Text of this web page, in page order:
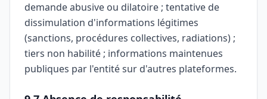
demande abusive ou dilatoire ; tentative de
dissimulation d'informations légitimes
(sanctions, procédures collectives, radiations) ;
tiers non habilité ; informations maintenues
publiques par l'entité sur d'autres plateformes.